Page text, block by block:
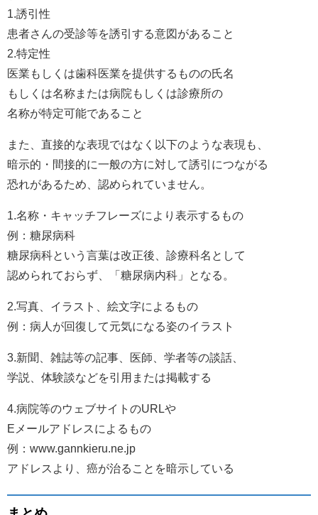
1.誘引性
患者さんの受診等を誘引する意図があること
2.特定性
医業もしくは歯科医業を提供するものの氏名
もしくは名称または病院もしくは診療所の
名称が特定可能であること
また、直接的な表現ではなく以下のような表現も、
暗示的・間接的に一般の方に対して誘引につながる
恐れがあるため、認められていません。
1.名称・キャッチフレーズにより表示するもの
例：糖尿病科
糖尿病科という言葉は改正後、診療科名として
認められておらず、「糖尿病内科」となる。
2.写真、イラスト、絵文字によるもの
例：病人が回復して元気になる姿のイラスト
3.新聞、雑誌等の記事、医師、学者等の談話、
学説、体験談などを引用または掲載する
4.病院等のウェブサイトのURLや
Eメールアドレスによるもの
例：www.gannkieru.ne.jp
アドレスより、癌が治ることを暗示している